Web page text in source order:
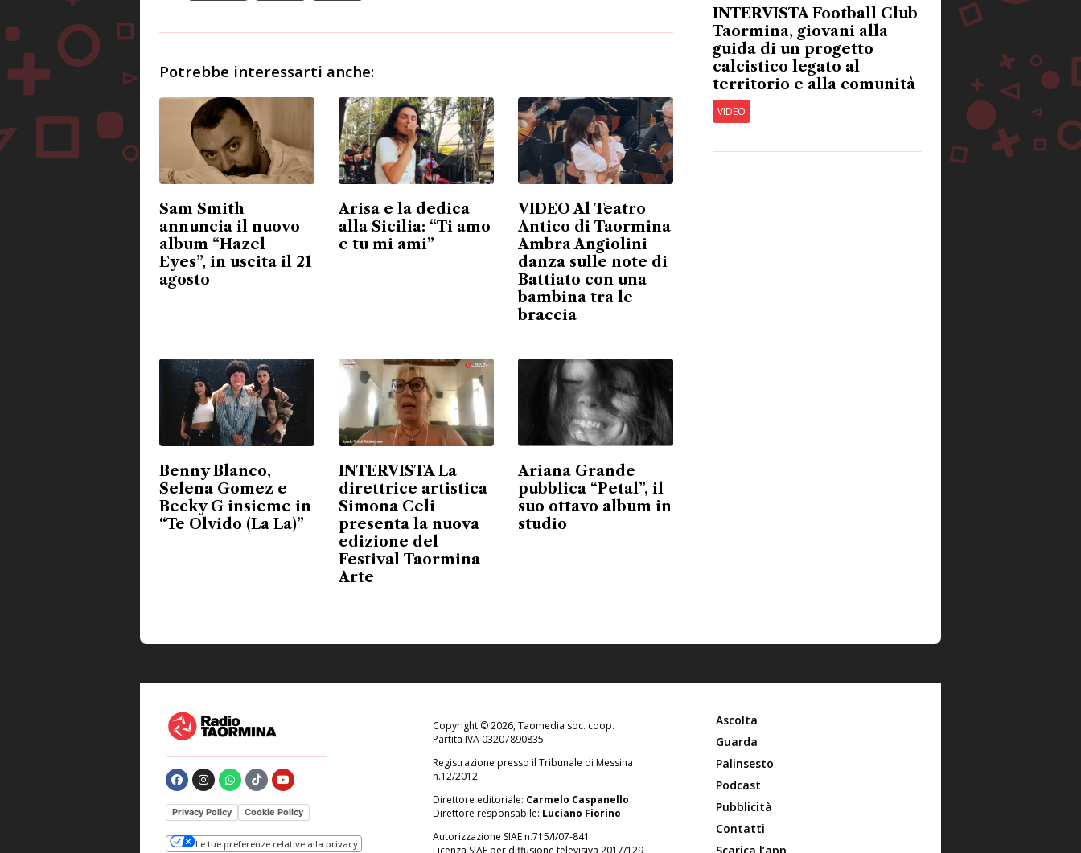
Potrebbe interessarti anche:
Sam Smith
annuncia il nuovo
album “Hazel
Eyes”, in uscita il 21
agosto
Arisa e la dedica
alla Sicilia: “Ti amo
e tu mi ami”
VIDEO Al Teatro
Antico di Taormina
Ambra Angiolini
danza sulle note di
Battiato con una
bambina tra le
braccia
Benny Blanco,
Selena Gomez e
Becky G insieme in
“Te Olvido (La La)”
INTERVISTA La
direttrice artistica
Simona Celi
presenta la nuova
edizione del
Festival Taormina
Arte
Ariana Grande
pubblica “Petal”, il
suo ottavo album in
studio
INTERVISTA Football Club
Taormina, giovani alla
guida di un progetto
calcistico legato al
territorio e alla comunità
VIDEO
Privacy Policy Cookie Policy
Le tue preferenze relative alla privacy
Copyright © 2026, Taomedia soc. coop.
Partita IVA 03207890835
Registrazione presso il Tribunale di Messina
n.12/2012
Direttore editoriale: Carmelo Caspanello
Direttore responsabile: Luciano Fiorino
Autorizzazione SIAE n.715/I/07-841
Licenza SIAE per diffusione televisiva 2017/129
Ascolta
Guarda
Palinsesto
Podcast
Pubblicità
Contatti